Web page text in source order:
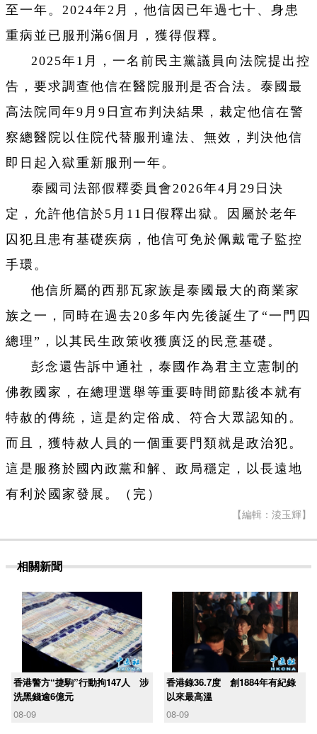
至一年。2024年2月，他信因已年過七十、身患
重病並已服刑滿6個月，獲得假釋。
2025年1月，一名前民主黨議員向法院提出控
告，要求調查他信在醫院服刑是否合法。泰國最
高法院同年9月9日宣布判決結果，裁定他信在警
察總醫院以住院代替服刑違法、無效，判決他信
即日起入獄重新服刑一年。
泰國司法部假釋委員會2026年4月29日決
定，允許他信於5月11日假釋出獄。因屬於老年
囚犯且患有基礎疾病，他信可免於佩戴電子監控
手環。
他信所屬的西那瓦家族是泰國最大的商業家
族之一，同時在過去20多年內先後誕生了“一門四
總理”，以其民生政策收獲廣泛的民意基礎。
彭念還告訴中通社，泰國作為君主立憲制的
佛教國家，在總理選舉等重要時間節點後本就有
特赦的傳統，這是約定俗成、符合大眾認知的。
而且，獲特赦人員的一個重要門類就是政治犯。
這是服務於國內政黨和解、政局穩定，以長遠地
有利於國家發展。（完）
【編輯：淩玉輝】
相關新聞
香港警方“捷駒”行動拘147人 涉
洗黑錢逾6億元
08-09
香港錄36.7度 創1884年有紀錄
以來最高溫
08-09